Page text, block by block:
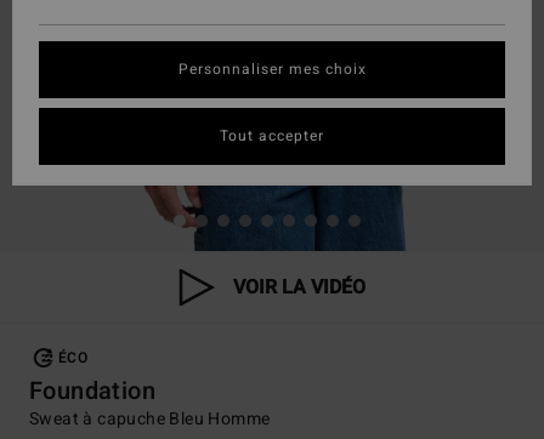
VOIR LA VIDÉO
ÉCO
Foundation
Sweat à capuche Bleu Homme
Personnaliser mes choix
Tout accepter